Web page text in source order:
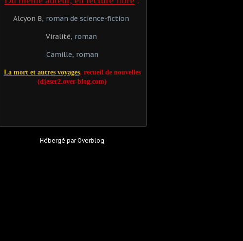
Alcyon B, roman de science-fiction
Viralité, roman
Camille, roman
La mort et autres voyages, recueil de nouvelles
(djeser2.over-blog.com)
Hébergé parOverblog